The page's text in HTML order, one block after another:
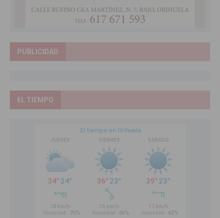
PUBLICIDAD
EL TIEMPO